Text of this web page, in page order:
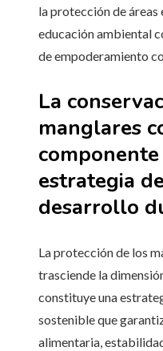
la protección de áreas
educación ambiental
de empoderamiento
La
manglares
estrategia
desarrollo
La protección de los
trasciende la
constituye una
sostenible que
alimentaria,